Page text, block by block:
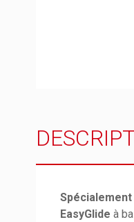
EasyGlide à